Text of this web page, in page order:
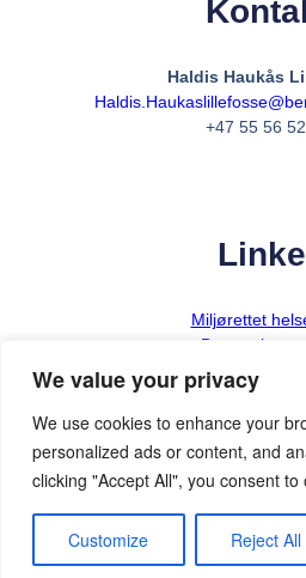
We value your privacy
We use cookies to enhance your
personalized ads or content, and
clicking "Accept All", you consent
Customize Reject All
Miljørettet
Bergen
Haldis Haukås
+47 55 56